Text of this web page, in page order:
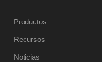
Productos
Recursos
Noticias